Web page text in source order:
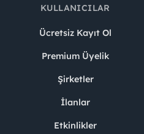
KULLANICILAR
Ücretsiz Kayıt Ol
Premium Üyelik
Şirketler
İlanlar
Etkinlikler